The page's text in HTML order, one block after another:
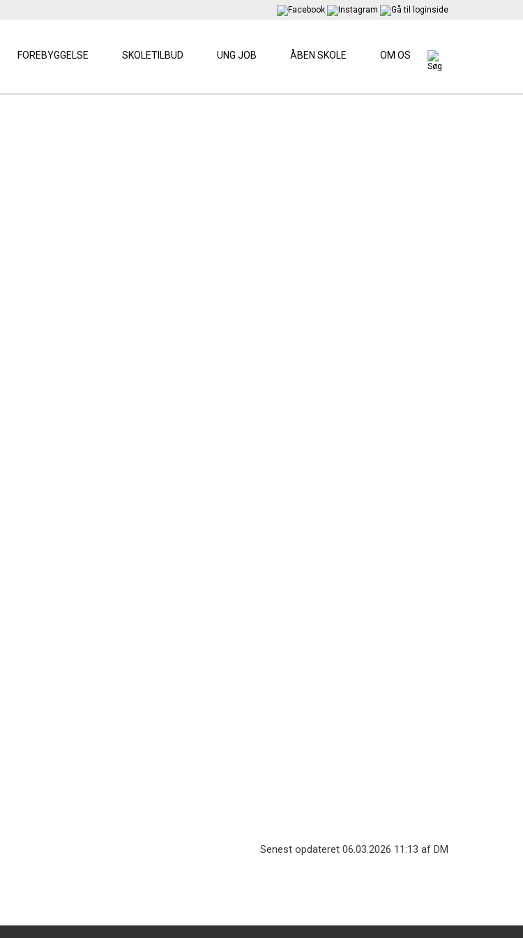
OM OS
ÅBEN SKOLE
UNG JOB
SKOLETILBUD
FOREBYGGELSE
Senest opdateret 06.03.2026 11:13 af DM